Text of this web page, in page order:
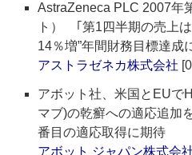
AstraZeneca PLC 2007年
ト） ｢第1四半期の売上
14％増”年間財務目標達
アストラゼネカ株式会社
アボット社、米国とEUで
マブ)の乾癬への適応追
番目の適応取得に期待
アボット ジャパン株式会